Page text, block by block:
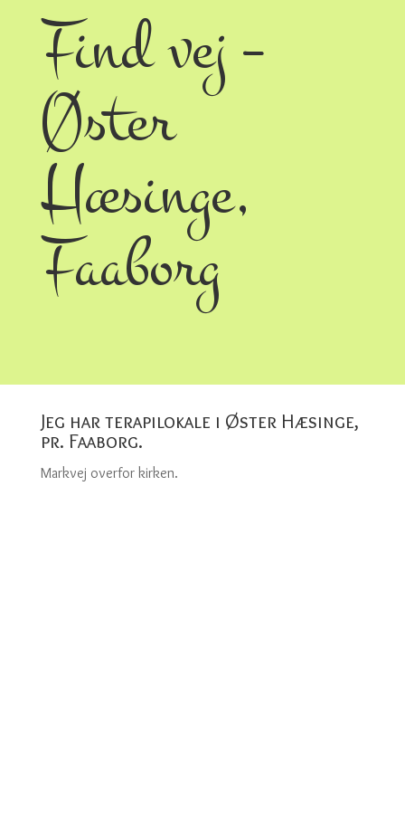
Find vej –
Øster
Hæsinge,
Faaborg
Jeg har terapilokale i Øster Hæsinge,
pr. Faaborg.
Markvej overfor kirken.